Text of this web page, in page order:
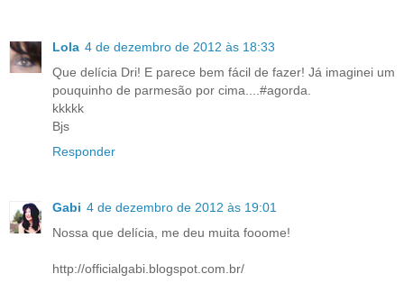
Lola 4 de dezembro de 2012 às 18:33
Que delícia Dri! E parece bem fácil de fazer! Já imaginei um
pouquinho de parmesão por cima....#agorda.
kkkkk
Bjs
Responder
Gabi 4 de dezembro de 2012 às 19:01
Nossa que delícia, me deu muita fooome!
http://officialgabi.blogspot.com.br/